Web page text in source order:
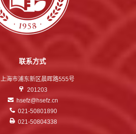
联系方式
上海市浦东新区晨晖路555号
201203
hsefz@hsefz.cn
021-50801890
021-50804338